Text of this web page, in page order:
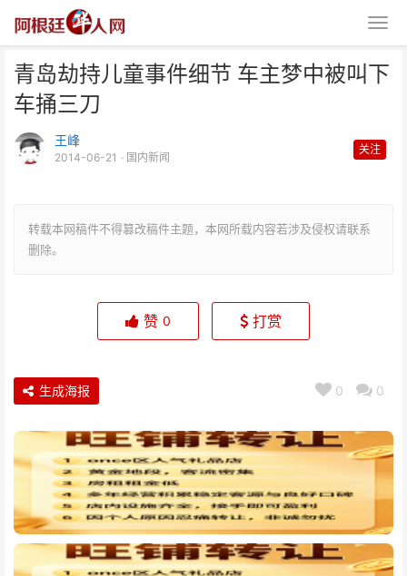
青岛劫持儿童事件细节 车主梦中被叫下
车捅三刀
王峰
2014-06-21 · 国内新闻
关注
转载本网稿件不得篡改稿件主题，本网所载内容若涉及侵权请联系
删除。
被叫下车捅三刀
赞 0 打赏
0 0
生成海报